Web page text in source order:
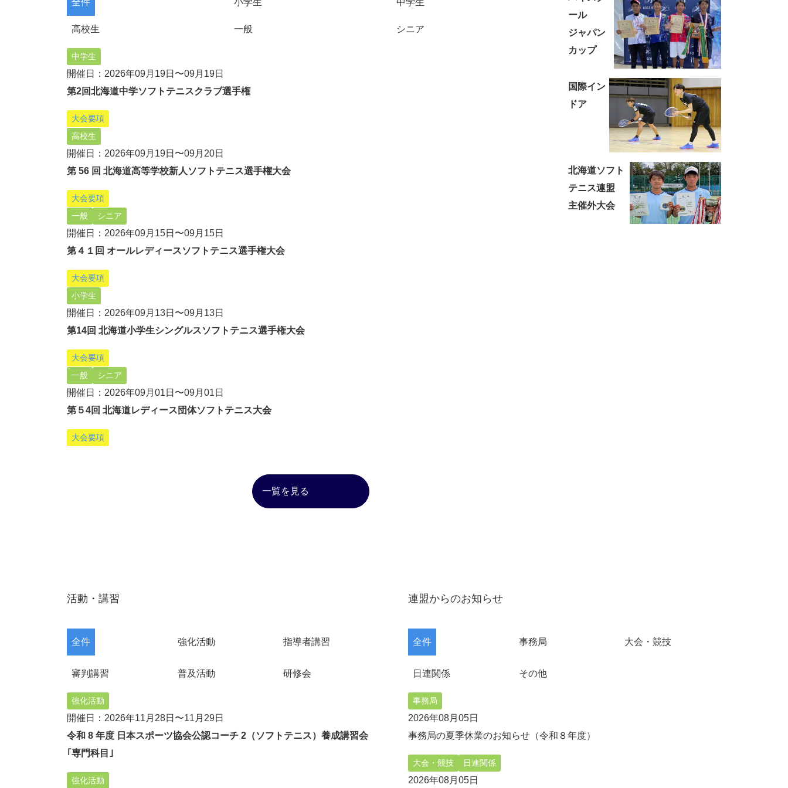
高校生 一般 シニア
中学生
開催日：2026年09月19日〜09月19日
第2回北海道中学ソフトテニスクラブ選手権
大会要項
高校生
開催日：2026年09月19日〜09月20日
第 56 回 北海道高等学校新人ソフトテニス選手権大会
大会要項
一般
シニア
開催日：2026年09月15日〜09月15日
第４１回 オールレディースソフトテニス選⼿権⼤会
大会要項
小学生
開催日：2026年09月13日〜09月13日
第14回 北海道⼩学⽣シングルスソフトテニス選⼿権⼤会
大会要項
一般
シニア
開催日：2026年09月01日〜09月01日
第５4回 北海道レディース団体ソフトテニス⼤会
大会要項
一覧を見る
ール
ジャパン
カップ
国際イン
ドア
北海道ソフト
テニス連盟
主催外大会
活動・講習
全件 強化活動 指導者講習
審判講習 普及活動 研修会
強化活動
開催日：2026年11月28日〜11月29日
令和 8 年度 日本スポーツ協会公認コーチ 2（ソフトテニス）養成講習会
｢専門科目｣
強化活動
連盟からのお知らせ
全件 事務局 大会・競技
日連関係 その他
事務局
2026年08月05日
事務局の夏季休業のお知らせ（令和８年度）
大会・競技 日連関係
2026年08月05日